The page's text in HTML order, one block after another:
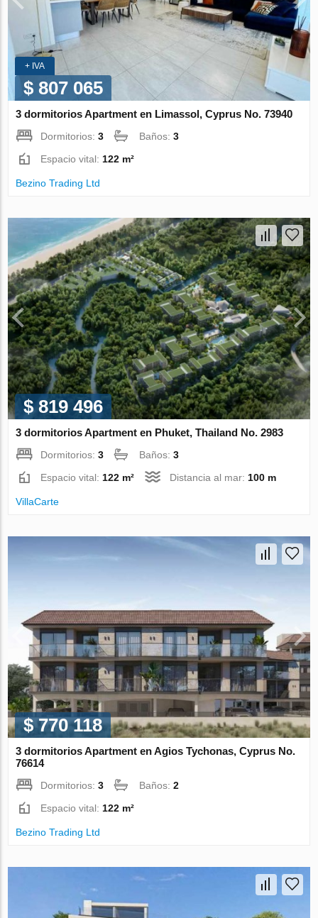
+ IVA
$ 807 065
3 dormitorios Apartment en Limassol, Cyprus No. 73940
Dormitorios:3 Baños:3
Espacio vital:122 m²
Bezino Trading Ltd
$ 819 496
3 dormitorios Apartment en Phuket, Thailand No. 2983
Dormitorios:3 Baños:3
Espacio vital: 122 m² Distancia al mar: 100 m
VillaСarte
$ 770 118
3 dormitorios Apartment en Agios Tychonas, Cyprus No.
76614
Dormitorios:3 Baños:2
Espacio vital: 122 m²
Bezino Trading Ltd